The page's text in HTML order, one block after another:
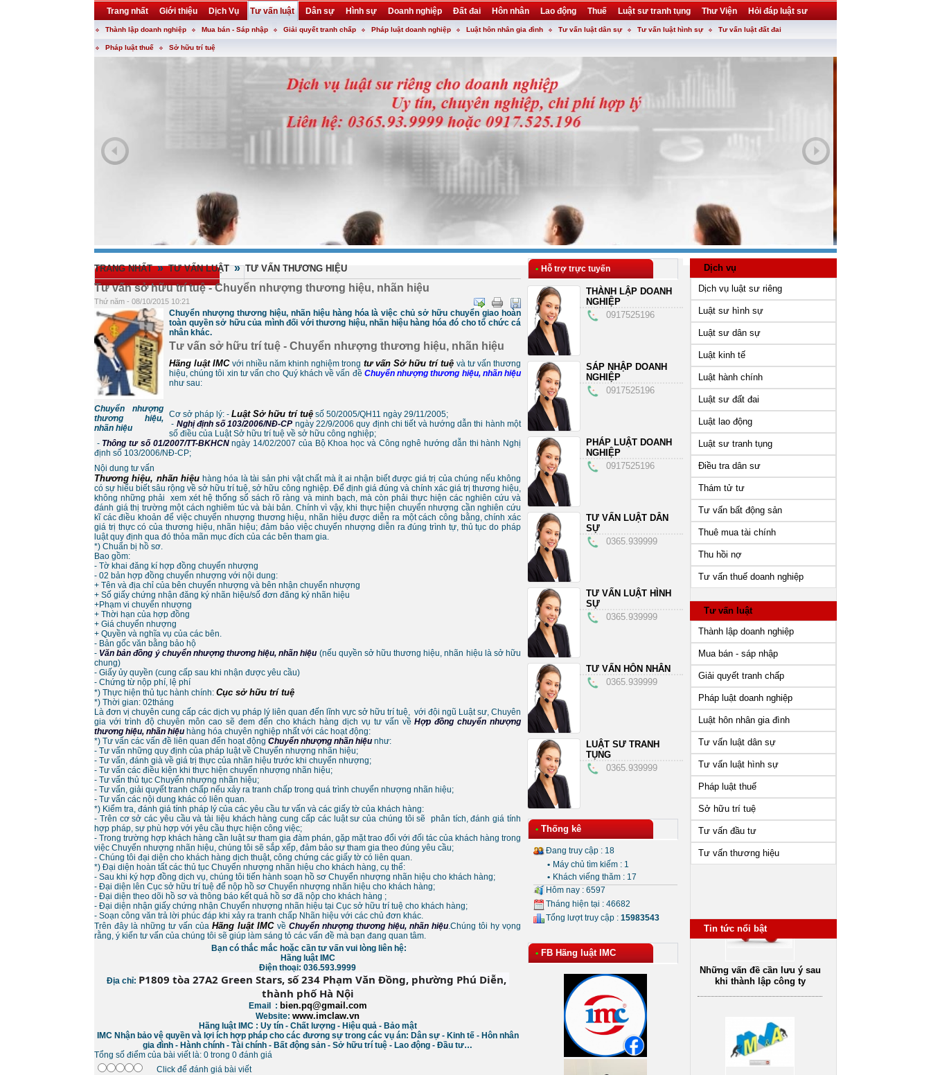
Trang nhất Giới thiệu Dịch Vụ Tư vấn luật Dân sự Hình sự Doanh nghiệp Đất đai Hôn nhân Lao động Thuế Luật sư tranh tụng Thư Viện Hỏi đáp luật sư
Khuyến mại Liên hệ forum utility
Thành lập doanh nghiệp Mua bán - Sáp nhập Giải quyết tranh chấp Pháp luật doanh nghiệp Luật hôn nhân gia đình Tư vấn luật dân sự Tư vấn luật hình sự Tư vấn luật đất đai
Pháp luật thuế Sở hữu trí tuệ
TRANG NHẤT » TƯ VẤN LUẬT » TƯ VẤN THƯƠNG HIỆU
Tư vấn sở hữu trí tuệ - Chuyển nhượng thương hiệu, nhãn hiệu
Thứ năm - 08/10/2015 10:21
Chuyển nhượng
thương hiệu,
nhãn hiệu
Chuyển nhượng thương hiệu, nhãn hiệu hàng hóa là việc chủ sở hữu chuyển giao hoàn
toàn quyền sở hữu của mình đối với thương hiệu, nhãn hiệu hàng hóa đó cho tổ chức cá
nhân khác.
Tư vấn sở hữu trí tuệ - Chuyển nhượng thương hiệu, nhãn hiệu
Hãng luật IMCvới nhiều năm khinh nghiệm trong tư vấn Sở hữu trí tuệ và tư vấn thương
hiệu, chúng tôi xin tư vấn cho Quý khách về vấn đề Chuyển nhượng thương hiệu, nhãn hiệu
như sau:
Cơ sở pháp lý: - Luật Sở hữu trí tuệ số 50/2005/QH11 ngày 29/11/2005;
- Nghị định số 103/2006/NĐ-CP ngày 22/9/2006 quy định chi tiết và hướng dẫn thi hành một
số điều của Luật Sở hữu trí tuệ về sở hữu công nghiệp;
- Thông tư số 01/2007/TT-BKHCNngày 14/02/2007 của Bộ Khoa học và Công nghê hướng dẫn thi hành Nghị
định số 103/2006/NĐ-CP;
Nội dung tư vấn
Thương hiệu, nhãn hiệu hàng hóa là tài sản phi vật chất mà ít ai nhận biết được giá trị của chúng nếu không
có sự hiểu biết sâu rộng về sở hữu trí tuệ, sở hữu công nghiệp. Để định giá đúng và chính xác giá trị thương hiệu,
không những phải xem xét hệ thống sổ sách rõ ràng và minh bạch, mà còn phải thực hiện các nghiên cứu và
đánh giá thị trường một cách nghiêm túc và bài bản. Chính vì vậy, khi thực hiện chuyển nhượng cần nghiên cứu
kĩ các điều khoản để việc chuyển nhượng thương hiệu, nhãn hiệu được diễn ra một cách công bằng, chính xác
giá trị thực có của thương hiệu, nhãn hiệu; đảm bảo việc chuyển nhượng diễn ra đúng trình tự, thủ tục do pháp
luật quy định qua đó thỏa mãn mục đích của các bên tham gia.
*) Chuẩn bị hồ sơ.
Bao gồm:
- Tờ khai đăng kí hợp đồng chuyển nhượng
- 02 bản hợp đồng chuyển nhượng với nội dung:
+ Tên và địa chỉ của bên chuyển nhượng và bên nhận chuyển nhượng
+ Số giấy chứng nhận đăng ký nhãn hiệu/số đơn đăng ký nhãn hiệu
+Phạm vi chuyển nhượng
+ Thời hạn của hợp đồng
+ Giá chuyển nhượng
+ Quyền và nghĩa vụ của các bên.
- Bản gốc văn bằng bảo hộ
- Văn bản đồng ý chuyển nhượng thương hiệu, nhãn hiệu (nếu quyền sở hữu thương hiệu, nhãn hiệu là sở hữu
chung)
- Giấy ủy quyền (cung cấp sau khi nhận được yêu cầu)
- Chứng từ nộp phí, lệ phí
*) Thực hiện thủ tục hành chính: Cục sở hữu trí tuệ
*) Thời gian: 02tháng
Là đơn vị chuyên cung cấp các dịch vụ pháp lý liên quan đến lĩnh vực sở hữu trí tuệ, với đội ngũ Luật sư, Chuyên
gia với trình độ chuyên môn cao sẽ đem đến cho khách hàng dịch vụ tư vấn vềHợp đồng chuyển nhượng
thương hiệu, nhãn hiệu hàng hóa chuyên nghiệp nhất với các hoạt động:
*) Tư vấn các vấn đề liên quan đến hoạt động Chuyển nhượng nhãn hiệu như:
- Tư vấn những quy định của pháp luật về Chuyển nhượng nhãn hiệu;
- Tư vấn, đánh già về giá trị thực của nhãn hiệu trước khi chuyển nhượng;
- Tư vấn các điều kiện khi thực hiện chuyển nhượng nhãn hiệu;
- Tư vấn thủ tục Chuyển nhượng nhãn hiệu;
- Tư vấn, giải quyết tranh chấp nếu xảy ra tranh chấp trong quá trình chuyển nhượng nhãn hiệu;
- Tư vấn các nội dung khác có liên quan.
*) Kiểm tra, đánh giá tính pháp lý của các yêu cầu tư vấn và các giấy tờ của khách hàng:
- Trên cơ sở các yêu cầu và tài liệu khách hàng cung cấp các luật sư của chúng tôi sẽ phân tích, đánh giá tính
hợp pháp, sự phù hợp với yêu cầu thực hiện công việc;
- Trong trường hợp khách hàng cần luật sư tham gia đàm phán, gặp mặt trao đổi với đối tác của khách hàng trong
việc Chuyển nhượng nhãn hiệu, chúng tôi sẽ sắp xếp, đảm bảo sự tham gia theo đúng yêu cầu;
- Chúng tôi đại diện cho khách hàng dịch thuật, công chứng các giấy tờ có liên quan.
*) Đại diện hoàn tất các thủ tục Chuyển nhượng nhãn hiệu cho khách hàng, cụ thể:
- Sau khi ký hợp đồng dịch vụ, chúng tôi tiến hành soạn hồ sơ Chuyển nhượng nhãn hiệu cho khách hàng;
- Đại diện lên Cục sở hữu trí tuệ để nộp hồ sơ Chuyển nhượng nhãn hiệu cho khách hàng;
- Đại diện theo dõi hồ sơ và thông báo kết quả hồ sơ đã nộp cho khách hàng ;
- Đại diện nhận giấy chứng nhận Chuyển nhượng nhãn hiệu tại Cục sở hữu trí tuệ cho khách hàng;
- Soạn công văn trả lời phúc đáp khi xảy ra tranh chấp Nhãn hiệu với các chủ đơn khác.
Trên đây là những tư vấn củaHãng luật IMCvề Chuyển nhượng thương hiệu, nhãn hiệu.Chúng tôi hy vọng
rằng, ý kiến tư vấn của chúng tôi sẽ giúp làm sáng tỏ các vấn đề mà bạn đang quan tâm.
Bạn có thắc mắc hoặc cần tư vấn vui lòng liên hệ:
Hãng luật IMC
Điện thoại: 036.593.9999
Địa chỉ: P1809 tòa 27A2 Green Stars, số 234 Phạm Văn Đồng, phường Phú Diễn,
thành phố Hà Nội
Email : bien.pq@gmail.com
Website: www.imclaw.vn
Hãng luật IMC : Uy tín - Chất lượng - Hiệu quả - Bảo mật
IMC Nhận bảo vệ quyền và lợi ích hợp pháp cho các đương sự trong các vụ án: Dân sự - Kinh tế - Hôn nhân
gia đình - Hành chính - Tài chính - Bất động sản - Sở hữu trí tuệ - Lao động - Đầu tư…
Tổng số điểm của bài viết là: 0 trong 0 đánh giá
Click để đánh giá bài viết
• Hỗ trợ trực tuyến
THÀNH LẬP DOANH
NGHIỆP
0917525196
SÁP NHẬP DOANH
NGHIỆP
0917525196
PHÁP LUẬT DOANH
NGHIỆP
0917525196
TƯ VẤN LUẬT DÂN
SỰ
0365.939999
TƯ VẤN LUẬT HÌNH
SỰ
0365.939999
TƯ VẤN HÔN NHÂN
0365.939999
LUẬT SƯ TRANH
TỤNG
0365.939999
• Thống kê
Đang truy cập : 18
• Máy chủ tìm kiếm : 1
• Khách viếng thăm : 17
Hôm nay : 6597
Tháng hiện tại : 46682
Tổng lượt truy cập : 15983543
• FB Hãng luật IMC
Dịch vụ
Dịch vụ luật sư riêng
Luật sư hình sự
Luật sư dân sự
Luật kinh tế
Luật hành chính
Luật sư đất đai
Luật lao động
Luật sư tranh tụng
Điều tra dân sư
Thám tử tư
Tư vấn bất động sản
Thuê mua tài chính
Thu hồi nợ
Tư vấn thuế doanh nghiệp
Tư vấn luật
Thành lập doanh nghiệp
Mua bán - sáp nhập
Giải quyết tranh chấp
Pháp luật doanh nghiệp
Luật hôn nhân gia đình
Tư vấn luật dân sự
Tư vấn luật hình sự
Pháp luật thuế
Sở hữu trí tuệ
Tư vấn đầu tư
Tư vấn thương hiệu
Tin tức nổi bật
Những vấn đề cần lưu ý sau
khi thành lập công ty
Để một thương vụ M&A
thành công